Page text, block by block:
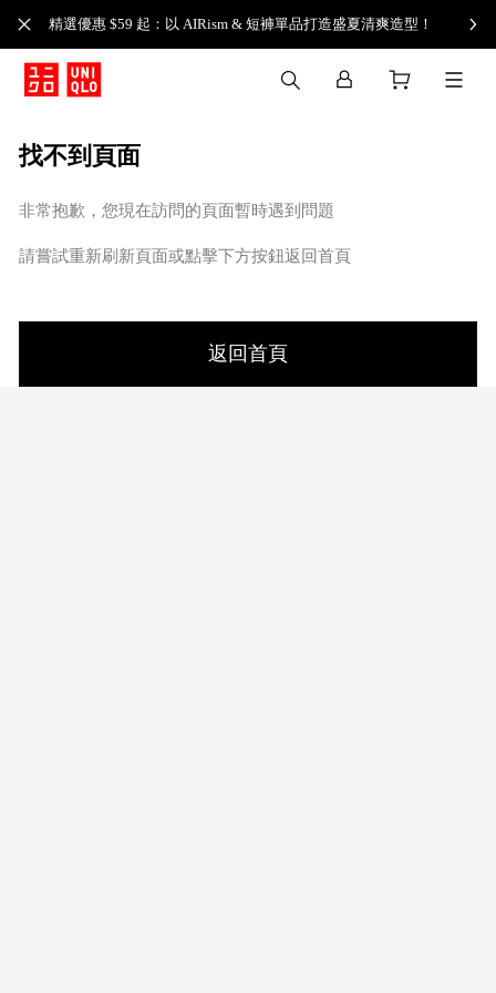
精選優惠 $59 起：以 AIRism & 短褲單品打造盛夏清爽造型！
找不到頁面
非常抱歉，您現在訪問的頁面暫時遇到問題
請嘗試重新刷新頁面或點擊下方按鈕返回首頁
返回首頁